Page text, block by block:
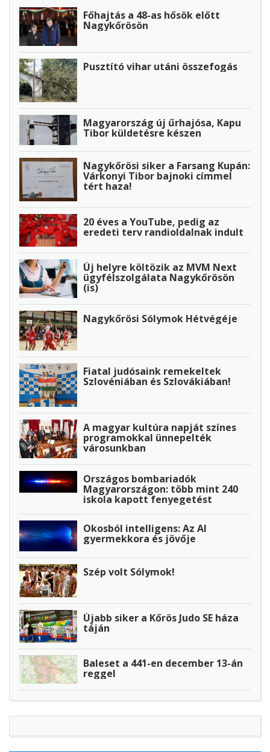
Főhajtás a 48-as hősök előtt
Nagykőrösön
Pusztító vihar utáni összefogás
Magyarország új űrhajósa, Kapu
Tibor küldetésre készen
Nagykőrösi siker a Farsang Kupán:
Várkonyi Tibor bajnoki címmel
tért haza!
20 éves a YouTube, pedig az
eredeti terv randioldalnak indult
Új helyre költözik az MVM Next
ügyfélszolgálata Nagykőrösön
(is)
Nagykőrösi Sólymok Hétvégéje
Fiatal judósaink remekeltek
Szlovéniában és Szlovákiában!
A magyar kultúra napját színes
programokkal ünnepelték
városunkban
Országos bombariadók
Magyarországon: több mint 240
iskola kapott fenyegetést
Okosból intelligens: Az AI
gyermekkora és jövője
Szép volt Sólymok!
Újabb siker a Kőrös Judo SE háza
táján
Baleset a 441-en december 13-án
reggel